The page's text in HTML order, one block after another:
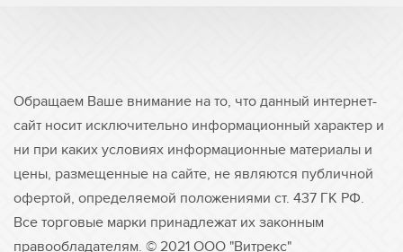
Обращаем Ваше внимание на то, что данный интернет-
сайт носит исключительно информационный характер и
ни при каких условиях информационные материалы и
цены, размещенные на сайте, не являются публичной
офертой, определяемой положениями ст. 437 ГК РФ.
Все торговые марки принадлежат их законным
правообладателям. © 2021 ООО "Витрекс"